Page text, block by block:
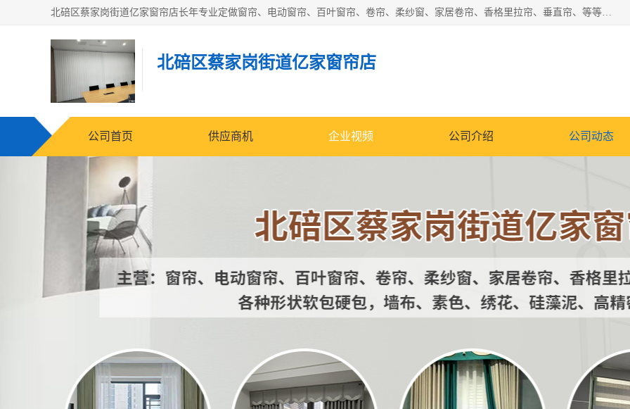
北碚区蔡家岗街道亿家窗帘店长年专业定做窗帘、电动窗帘、百叶窗帘、卷帘、柔纱窗、家居卷帘、香格里拉帘、垂直帘、等等，软包、各种形状软包硬包，墙布、素色、绣花、硅藻泥、高精密各种墙布，免费测量、免费安装，欢迎咨询
北碚区蔡家岗街道亿家窗帘店
公司首页 供应商机 企业视频 公司介绍 公司动态